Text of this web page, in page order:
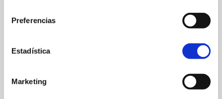
Preferencias
Estadística
Marketing